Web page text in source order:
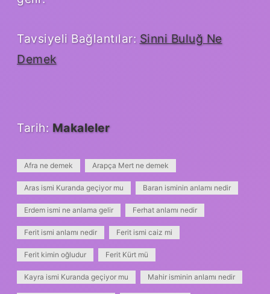
Tavsiyeli Bağlantılar: Sinni Buluğ Ne
Demek
Tarih: Makaleler
Afra ne demek Arapça Mert ne demek
Aras ismi Kuranda geçiyor mu Baran isminin anlamı nedir
Erdem ismi ne anlama gelir Ferhat anlamı nedir
Ferit ismi anlamı nedir Ferit ismi caiz mi
Ferit kimin oğludur Ferit Kürt mü
Kayra ismi Kuranda geçiyor mu Mahir isminin anlamı nedir